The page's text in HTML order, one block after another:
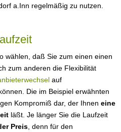
a.Inn regelmäßig zu nutzen.
wählen, daß Sie zum einen einen
zum anderen die Flexibilität
auf
Die im Beispiel erwähnten
Kompromiß dar, der Ihnen eine
läßt. Je länger Sie die Laufzeit
Preis , denn für den